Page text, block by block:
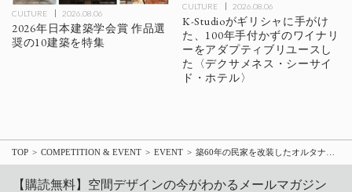
CULTURE 2026.08.06
2026年日本建築学会賞 作品選
奨の10建築を特集
CULTURE 2026.08.06
K-Studioがギリシャに手がけ
た、100年手付かずのワイナリ
ーをアダプティブリユースし
た〈デクサメネス・シーサイ
ド・ホテル〉
TOP COMPETITION & EVENT EVENT
【購読無料】空間デザインの今がわかるメールマガジン